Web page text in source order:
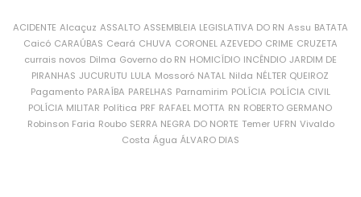
ACIDENTE Alcaçuz ASSALTO ASSEMBLEIA LEGISLATIVA DO RN Assu BATATA
Caicó CARAÚBAS Ceará CHUVA CORONEL AZEVEDO CRIME CRUZETA
currais novos Dilma Governo do RN HOMICÍDIO INCÊNDIO JARDIM DE
PIRANHAS JUCURUTU LULA Mossoró NATAL Nilda NÉLTER QUEIROZ
Pagamento PARAÍBA PARELHAS Parnamirim POLÍCIA POLÍCIA CIVIL
POLÍCIA MILITAR Política PRF RAFAEL MOTTA RN ROBERTO GERMANO
Robinson Faria Roubo SERRA NEGRA DO NORTE Temer UFRN Vivaldo
Costa Água ÁLVARO DIAS